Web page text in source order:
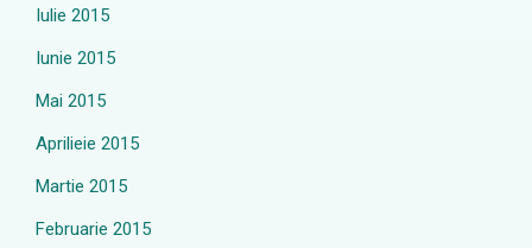
Iulie 2015
Iunie 2015
Mai 2015
Aprilieie 2015
Martie 2015
Februarie 2015